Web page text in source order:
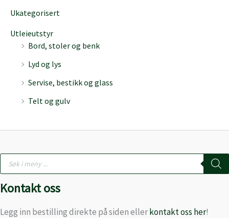
Ukategorisert
Utleieutstyr
Bord, stoler og benk
Lyd og lys
Servise, bestikk og glass
Telt og gulv
Products
search
Kontakt oss
Legg inn bestilling direkte på siden ellerkontakt oss her!